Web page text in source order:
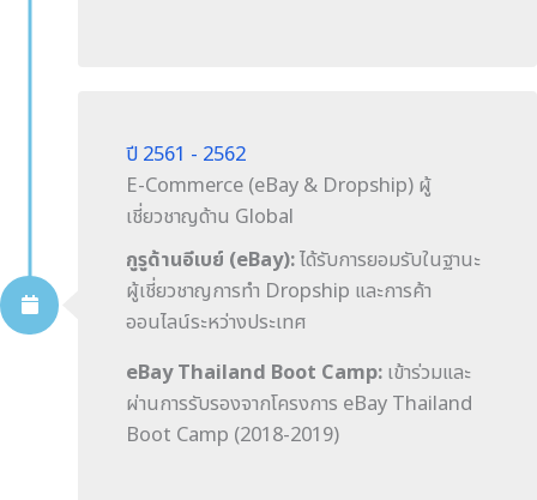
ปี 2561 - 2562
E-Commerce (eBay & Dropship) ผู้
เชี่ยวชาญด้าน Global
กูรูด้านอีเบย์ (eBay):ได้รับการยอมรับในฐานะ
ผู้เชี่ยวชาญการทำ Dropship และการค้า
ออนไลน์ระหว่างประเทศ
eBay Thailand Boot Camp: เข้าร่วมและ
ผ่านการรับรองจากโครงการ eBay Thailand
Boot Camp (2018-2019)